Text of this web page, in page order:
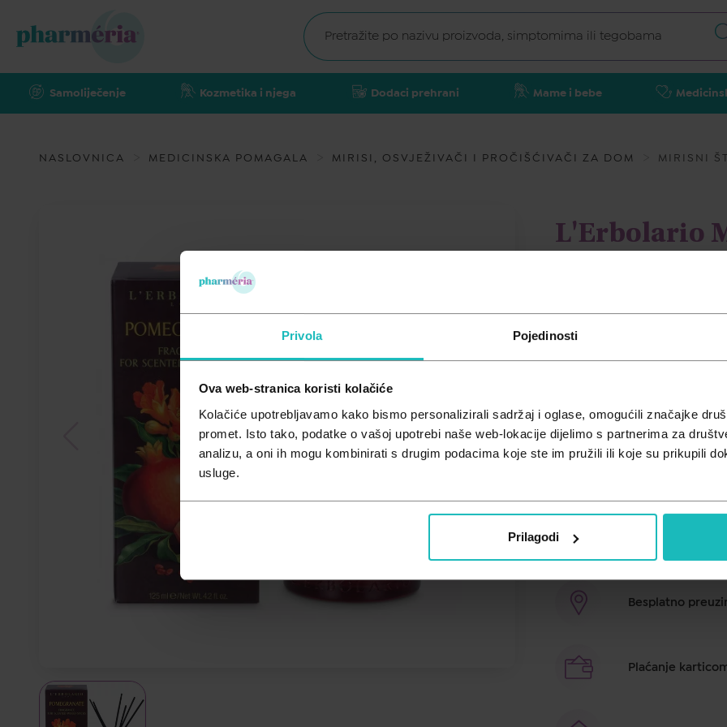
Privola Pojedinosti
Ova web-stranica koristi kolačiće
Kolačiće upotrebljavamo kako bismo personalizirali sadržaj i oglase, omogućili značajke
promet. Isto tako, podatke o vašoj upotrebi naše web-lokacije dijelimo s partnerima za
analizu, a oni ih mogu kombinirati s drugim podacima koje ste im pružili ili koje su prikupili
usluge.
Prilagodi
Samoliječenje Kozmetika i njega Dodaci prehrani Mame i bebe
NASLOVNICA MEDICINSKA POMAGALA MIRISI, OSVJEŽIVAČI I PROČIŠĆIVAČI ZA DOM MIRISNI
L'Erbolario
24,55 €
Topao, elegantan i zavodljiv
dragocjenim mirisnim cvjetno,
Kako biste osvježili miris,
Brza dostava u
Besplatno
Plaćanje